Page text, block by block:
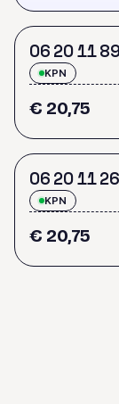
06 201189
KPN
€ 20,75
06 201126
KPN
€ 20,75